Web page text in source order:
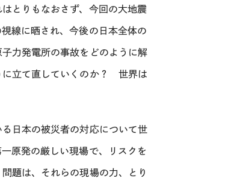
とりもなおさず、今回の大地震
線に晒され、今後の日本全体の
力発電所の事故をどのように解
立て直していくのか？ 世界は
日本の被災者の対応について世
原発の厳しい現場で、リスクを
題は、それらの現場の力、とり